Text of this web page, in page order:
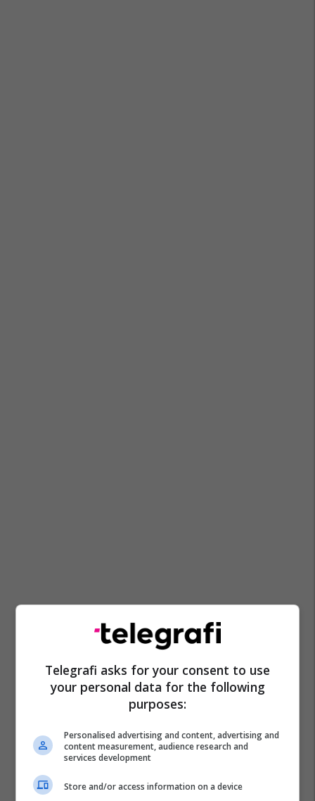
Premier League
Tottenham Hotspur
Rodrigo Bentancur
Telegrafi asks for your consent to use
your personal data for the following
purposes:
Personalised advertising and content, advertising and
content measurement, audience research and
services development
Store and/or access information on a device